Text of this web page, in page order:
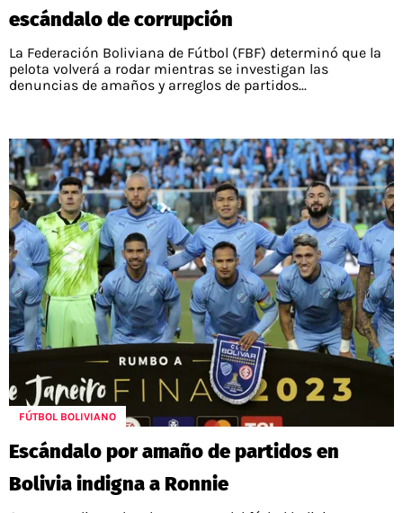
escándalo de corrupción
La Federación Boliviana de Fútbol (FBF) determinó que la
pelota volverá a rodar mientras se investigan las
denuncias de amaños y arreglos de partidos...
FÚTBOL BOLIVIANO
Escándalo por amaño de partidos en
Bolivia indigna a Ronnie